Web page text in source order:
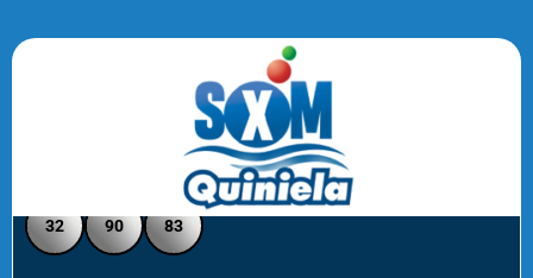
Quiniela SXM - Medio Día
32 90 83